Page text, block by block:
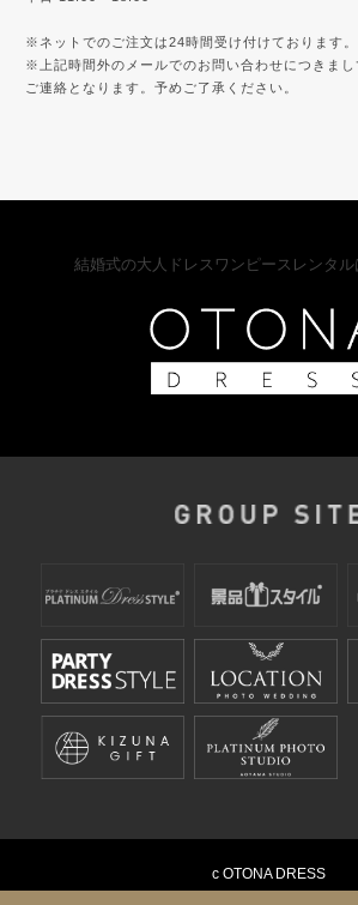
※ネットでのご注文は24時間受け付けております。
※上記時間外のメールでのお問い合わせにつきま
ご連絡となります。予めご了承ください。
結婚式の大人ドレスワンピースレンタル
c OTONA DRESS